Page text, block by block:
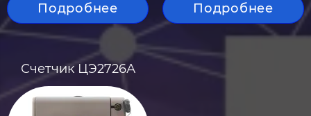
Подробнее Подробнее
Счетчик ЦЭ2726А